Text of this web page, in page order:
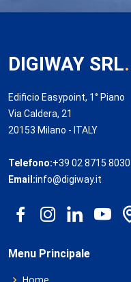
DIGIWAY SRL.
Edificio Easypoint, 1° Piano
Via Caldera, 21
20153 Milano - ITALY
Telefono:+39 02 8715 8030
Email:info@digiway.it
Menu Principale
Home